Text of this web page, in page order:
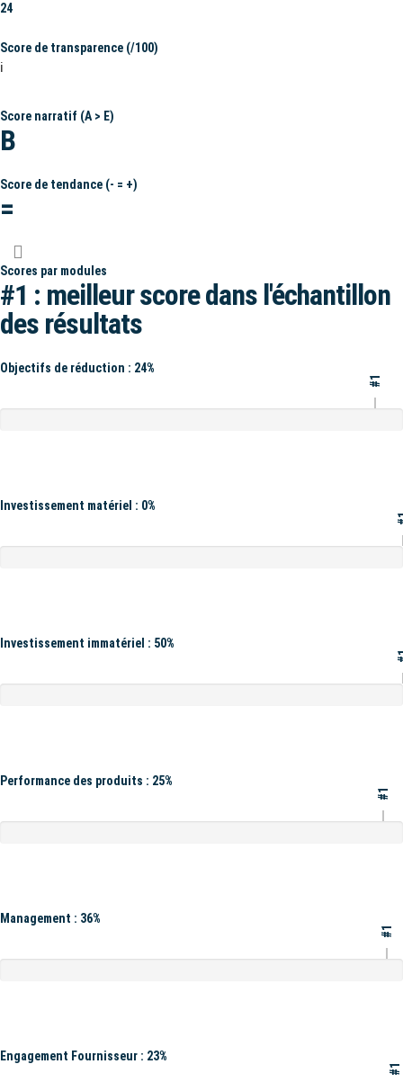
24
Score de transparence (/100)
ℹ️
Score narratif (A > E)
B
Score de tendance (- = +)
=
Scores par modules
#1 : meilleur score dans l'échantillon
des résultats
Objectifs de réduction : 24%
#1
Investissement matériel : 0%
Investissement immatériel : 50%
Performance des produits : 25%
#1
Management : 36%
#1
Engagement Fournisseur : 23%
#1